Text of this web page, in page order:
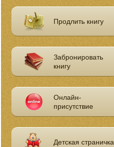
Продлить книгу
Забронировать
книгу
Онлайн-
присутствие
Детская страничка